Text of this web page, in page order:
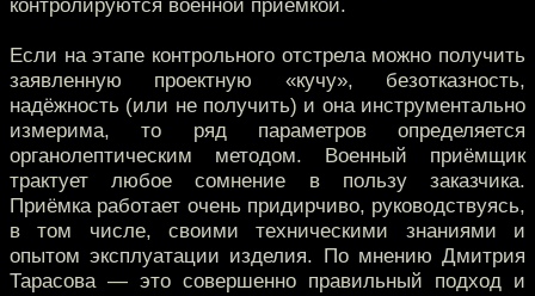
контролируются военной приёмкой.
Если на этапе контрольного отстрела можно получить
заявленную проектную «кучу», безотказность,
надёжность (или не получить) и она инструментально
измерима, то ряд параметров определяется
органолептическим методом. Военный приёмщик
трактует любое сомнение в пользу заказчика.
Приёмка работает очень придирчиво, руководствуясь,
в том числе, своими техническими знаниями и
опытом эксплуатации изделия. По мнению Дмитрия
Тарасова — это совершенно правильный подход и